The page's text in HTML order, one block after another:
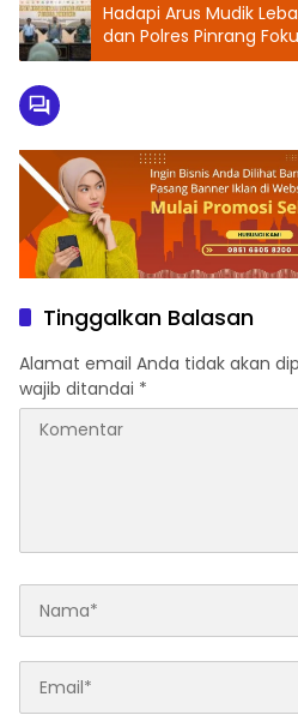
Hadapi Arus Mudik
dan Polres Pinrang
Stok Pangan
Tinggalkan Balasan
Alamat email Anda tidak akan
wajib ditandai *